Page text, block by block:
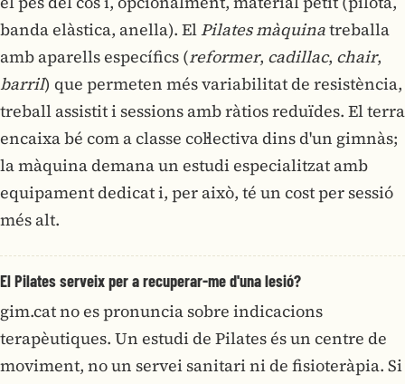
banda elàstica, anella). ElPilates màquinatreballa
amb aparells específics (reformer, cadillac, chair,
barril) que permeten més variabilitat de resistència,
treball assistit i sessions amb ràtios reduïdes. El terra
encaixa bé com a classe col·lectiva dins d'un gimnàs;
la màquina demana un estudi especialitzat amb
equipament dedicat i, per això, té un cost per sessió
més alt.
El Pilates serveix per a recuperar-me d'una lesió?
gim.cat no es pronuncia sobre indicacions
terapèutiques. Un estudi de Pilates és un centre de
moviment, no un servei sanitari ni de fisioteràpia. Si